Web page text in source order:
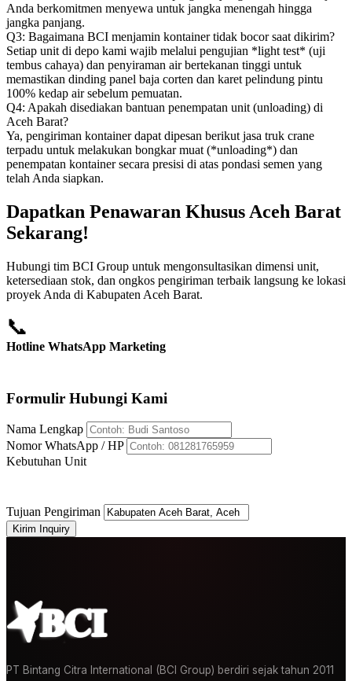
Anda berkomitmen menyewa untuk jangka menengah hingga
jangka panjang.
Q3: Bagaimana BCI menjamin kontainer tidak bocor saat dikirim?
Setiap unit di depo kami wajib melalui pengujian *light test* (uji
tembus cahaya) dan penyiraman air bertekanan tinggi untuk
memastikan dinding panel baja corten dan karet pelindung pintu
100% kedap air sebelum pemuatan.
Q4: Apakah disediakan bantuan penempatan unit (unloading) di
Aceh Barat?
Ya, pengiriman kontainer dapat dipesan berikut jasa truk crane
terpadu untuk melakukan bongkar muat (*unloading*) dan
penempatan kontainer secara presisi di atas pondasi semen yang
telah Anda siapkan.
Dapatkan Penawaran Khusus Aceh Barat
Sekarang!
Hubungi tim BCI Group untuk mengonsultasikan dimensi unit,
ketersediaan stok, dan ongkos pengiriman terbaik langsung ke lokasi
proyek Anda di Kabupaten Aceh Barat.
📞
Hotline WhatsApp Marketing
Formulir Hubungi Kami
Nama Lengkap
Nomor WhatsApp / HP
Kebutuhan Unit
Tujuan Pengiriman
Kirim Inquiry
PT Bintang Citra International (BCI Group) berdiri sejak tahun 2011